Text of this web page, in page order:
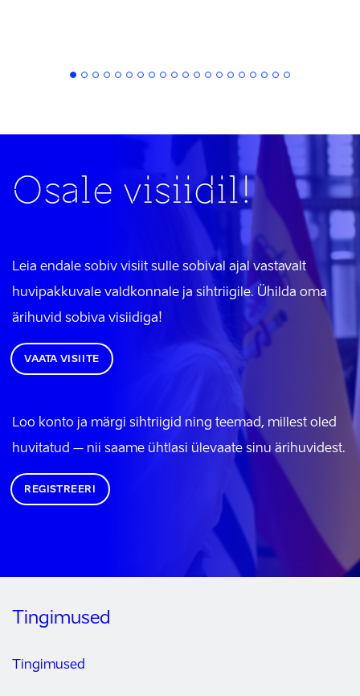
Osale visiidil!
Leia endale sobiv visiit sulle sobival ajal vastavalt
huvipakkuvale valdkonnale ja sihtriigile. Ühilda oma
ärihuvid sobiva visiidiga!
VAATA VISIITE
Loo konto ja märgi sihtriigid ning teemad, millest oled
huvitatud – nii saame ühtlasi ülevaate sinu ärihuvidest.
REGISTREERI
Tingimused
Tingimused